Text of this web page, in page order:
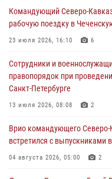
В Югре при содействии
нарушений миграционного
07 августа 2026, 12:54
Тонувшего ребенка спас
07 августа 2026, 12:37
Юные гости из летних
07 августа 2026, 12:20 3
Представители ФСБ России
Командующий Северо-
рабочую поездку в
23 июля 2026, 16:10 6
Сотрудники и
правопорядок при
Санкт-Петербурге
13 июля 2026, 08:08 2
Врио командующего Северо-
встретился с выпускниками
04 августа 2026, 05:00 2